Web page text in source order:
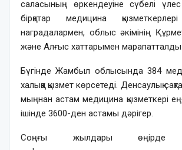
саласының өркендеуіне сүбелі
бірқатар медицина
наградалармен, облыс әкімінің
және Алғыс хаттарымен марапатталды.
Бүгінде Жамбыл облысында 384
халыққа қызмет көрсетеді. Денсаулық
мыңнан астам медицина қызметкері
ішінде 3600-ден астамы дәрігер.
Соңғы жылдары өңірде